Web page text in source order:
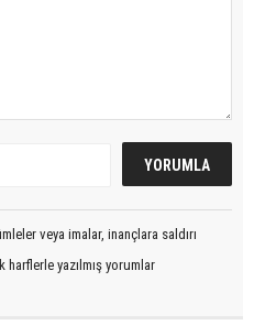
veya imalar, inançlara saldırı
yazılmış yorumlar